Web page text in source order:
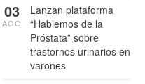
Lanzan plataforma
“Hablemos de la
Próstata” sobre
trastornos urinarios en
varones
03
AGO